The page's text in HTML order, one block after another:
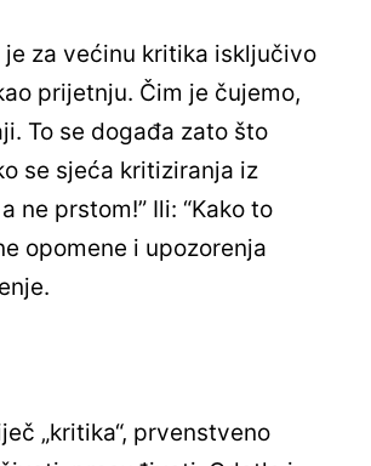
za većinu kritika isključivo
prijetnju. Čim je čujemo,
To se događa zato što
se sjeća kritiziranja iz
ne prstom!” Ili: “Kako to
opomene i upozorenja
„kritika“, prvenstveno